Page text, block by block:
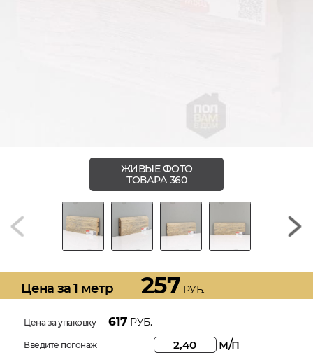
ЖИВЫЕ ФОТО
ТОВАРА 360
Цена за 1 метр 257 РУБ.
Цена за упаковку 617 РУБ.
Введите погонаж м/п